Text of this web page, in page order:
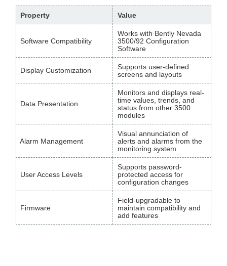
Property Value
Software Compatibility
Works with Bently Nevada
3500/92 Configuration
Software
Display Customization
Supports user-defined
screens and layouts
Data Presentation
Monitors and displays real-
time values, trends, and
status from other 3500
modules
Alarm Management
Visual annunciation of
alerts and alarms from the
monitoring system
User Access Levels
Supports password-
protected access for
configuration changes
Firmware
Field-upgradable to
maintain compatibility and
add features